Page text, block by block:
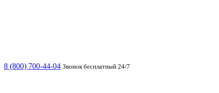
8 (800) 700-44-04 Звонок бесплатный 24/7